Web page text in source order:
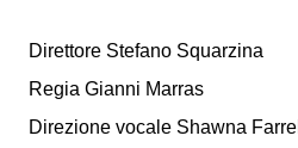
Direttore Stefano Squarzina
Regia Gianni Marras
Direzione vocale Shawna Farrell